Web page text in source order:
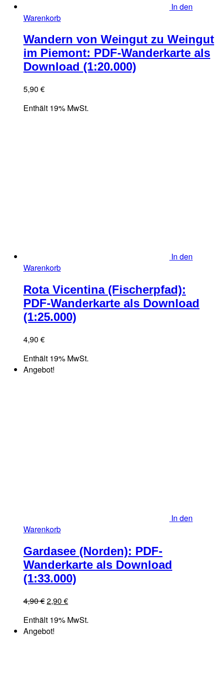
In den
Warenkorb
Wandern von Weingut zu Weingut
im Piemont: PDF-Wanderkarte als
Download (1:20.000)
5,90 €
Enthält 19% MwSt.
In den
Warenkorb
Rota Vicentina (Fischerpfad):
PDF-Wanderkarte als Download
(1:25.000)
4,90 €
Enthält 19% MwSt.
Angebot!
In den
Warenkorb
Gardasee (Norden): PDF-
Wanderkarte als Download
(1:33.000)
4,90€Ursprünglicher
war:
4,90 €
2,90 €Aktueller
ist:
Enthält 19% MwSt.
Angebot!